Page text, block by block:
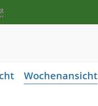
Wochenansicht